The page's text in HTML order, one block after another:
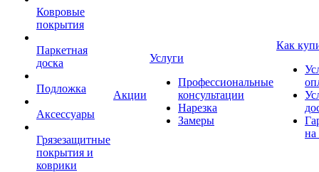
Ковровые
покрытия
Паркетная
доска
Подложка
Аксессуары
Грязезащитные
покрытия и
коврики
Акции
Услуги
Профессиональные
консультации
Нарезка
Замеры
Как
на